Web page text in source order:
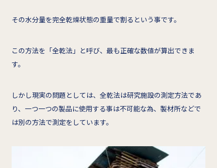
その水分量を完全乾燥状態の重量で割るという事です。
この方法を「全乾法」と呼び、最も正確な数値が算出できま
す。
しかし現実の問題としては、全乾法は研究施設の測定方法であ
り、一つ一つの製品に使用する事は不可能な為、製材所などで
は別の方法で測定をしています。